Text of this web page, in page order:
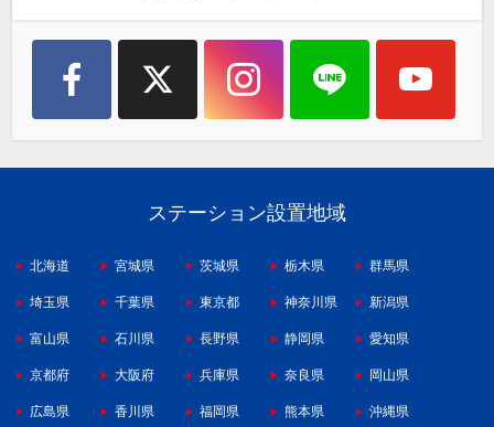
ステーション設置地域
北海道 宮城県 茨城県 栃木県 群馬県
埼玉県 千葉県 東京都 神奈川県 新潟県
富山県 石川県 長野県 静岡県 愛知県
京都府 大阪府 兵庫県 奈良県 岡山県
広島県 香川県 福岡県 熊本県 沖縄県